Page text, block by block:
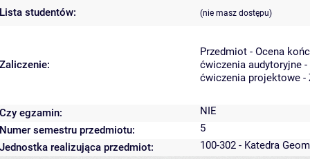
Lista studentów: (nie masz dostępu)
Zaliczenie:
Przedmiot - Ocena
ćwiczenia audytoryjne
ćwiczenia projektowe -
Czy egzamin:
NIE
Numer semestru przedmiotu:
5
Jednostka realizująca przedmiot:
100-302 - Katedra